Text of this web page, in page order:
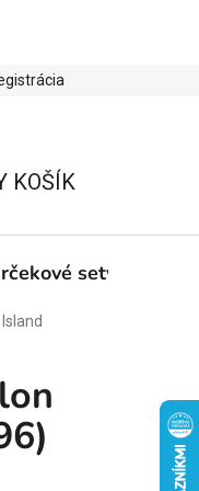
10 % na prvý nákup
KOŠÍK
sety